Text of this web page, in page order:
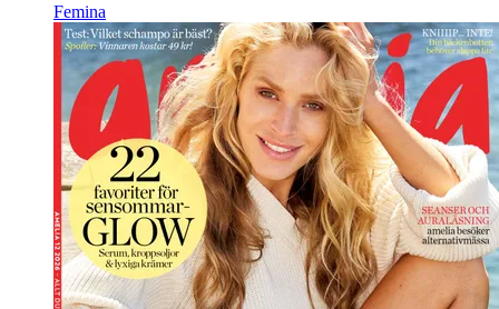
Femina